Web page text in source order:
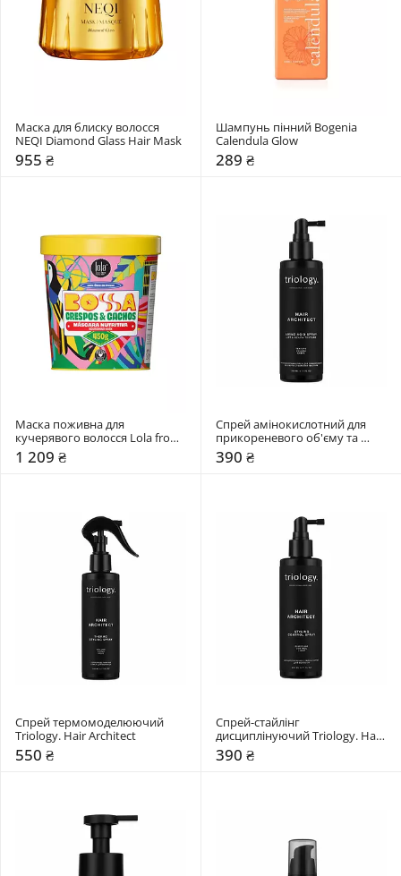
Маска для блиску волосся
NEQI Diamond Glass Hair Mask
955 ₴
Шампунь пінний Bogenia
Calendula Glow
289 ₴
Маска поживна для
кучерявого волосся Lola from
Rio Bossa
1 209 ₴
Спрей амінокислотний для
прикореневого об'єму та
створення текстури Triology.
Hair Architect
390 ₴
Спрей термомоделюючий
Triology. Hair Architect
550 ₴
Спрей-стайлінг
дисциплінуючий Triology. Hair
Architect
390 ₴